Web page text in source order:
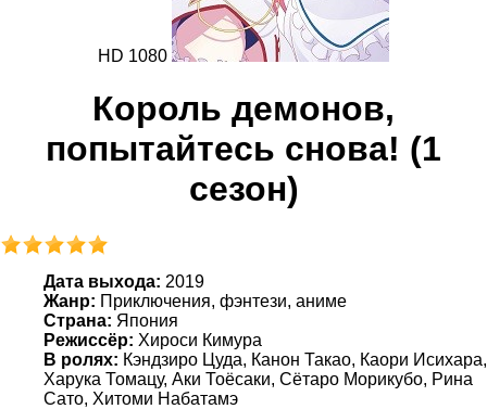
HD 1080
Король демонов,
попытайтесь снова! (1
сезон)
Дата выхода: 2019
Жанр: Приключения, фэнтези, аниме
Страна: Япония
Режиссёр: Хироси Кимура
В ролях: Кэндзиро Цуда, Канон Такао, Каори Исихара,
Харука Томацу, Аки Тоёсаки, Сётаро Морикубо, Рина
Сато, Хитоми Набатамэ